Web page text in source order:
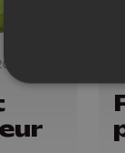
06/2026